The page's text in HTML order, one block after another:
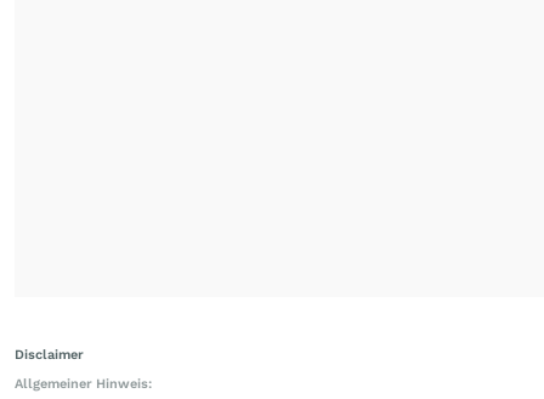
Disclaimer
Allgemeiner Hinweis: